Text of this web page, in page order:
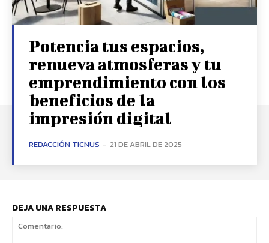
Potencia tus espacios,
renueva atmosferas y tu
emprendimiento con los
beneficios de la
impresión digital
REDACCIÓN TICNUS - 21 DE ABRIL DE 2025
DEJA UNA RESPUESTA